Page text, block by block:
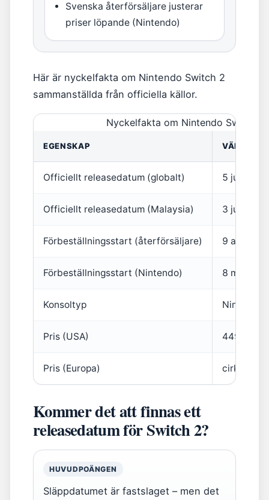
Svenska återförsäljare justerar
priser löpande (Nintendo)
Här är nyckelfakta om Nintendo Switch 2
sammanställda från officiella källor.
Nyckelfakta om Nintendo Switch 2
EGENSKAP VÄRDE
Officiellt releasedatum (globalt) 5 juni
Officiellt releasedatum (Malaysia) 3 juli 2025
Förbeställningsstart (återförsäljare) 9 april
Förbeställningsstart (Nintendo) 8 maj
Konsoltyp Nintendo
Pris (USA) 449,99
Pris (Europa) cirka 470
Kommer det att finnas ett
releasedatum för Switch 2?
HUVUDPOÄNGEN
Släppdatumet är fastslaget – men det